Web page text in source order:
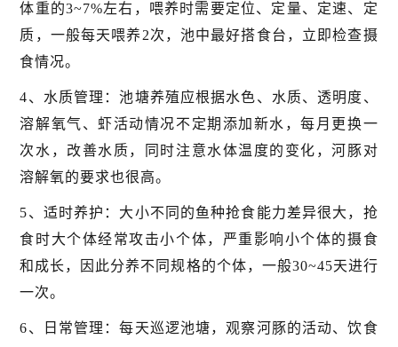
体重的3~7%左右，喂养时需要定位、定量、定速、定
质，一般每天喂养2次，池中最好搭食台，立即检查摄
食情况。
4、水质管理：池塘养殖应根据水色、水质、透明度、
溶解氧气、虾活动情况不定期添加新水，每月更换一
次水，改善水质，同时注意水体温度的变化，河豚对
溶解氧的要求也很高。
5、适时养护：大小不同的鱼种抢食能力差异很大，抢
食时大个体经常攻击小个体，严重影响小个体的摄食
和成长，因此分养不同规格的个体，一般30~45天进行
一次。
6、日常管理：每天巡逻池塘，观察河豚的活动、饮食